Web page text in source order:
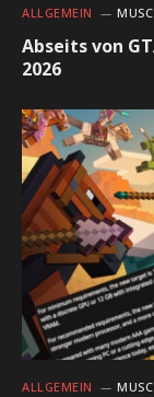
ALLGEMEIN
Abseits von
2026
ALLGEMEIN